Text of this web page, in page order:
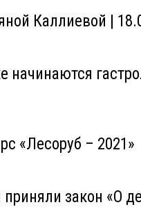
Каллиевой |
начинаются
«Лесоруб – 2021»
закон «О